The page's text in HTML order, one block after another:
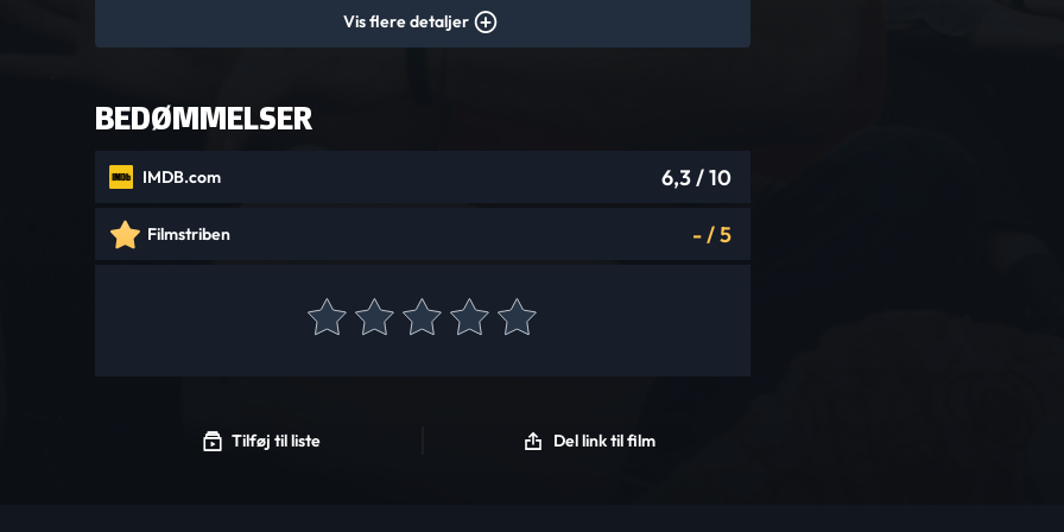
Vis flere detaljer
BEDØMMELSER
IMDB.com 6,3/ 10
Filmstriben -/5
Tilføj til liste Del link til film